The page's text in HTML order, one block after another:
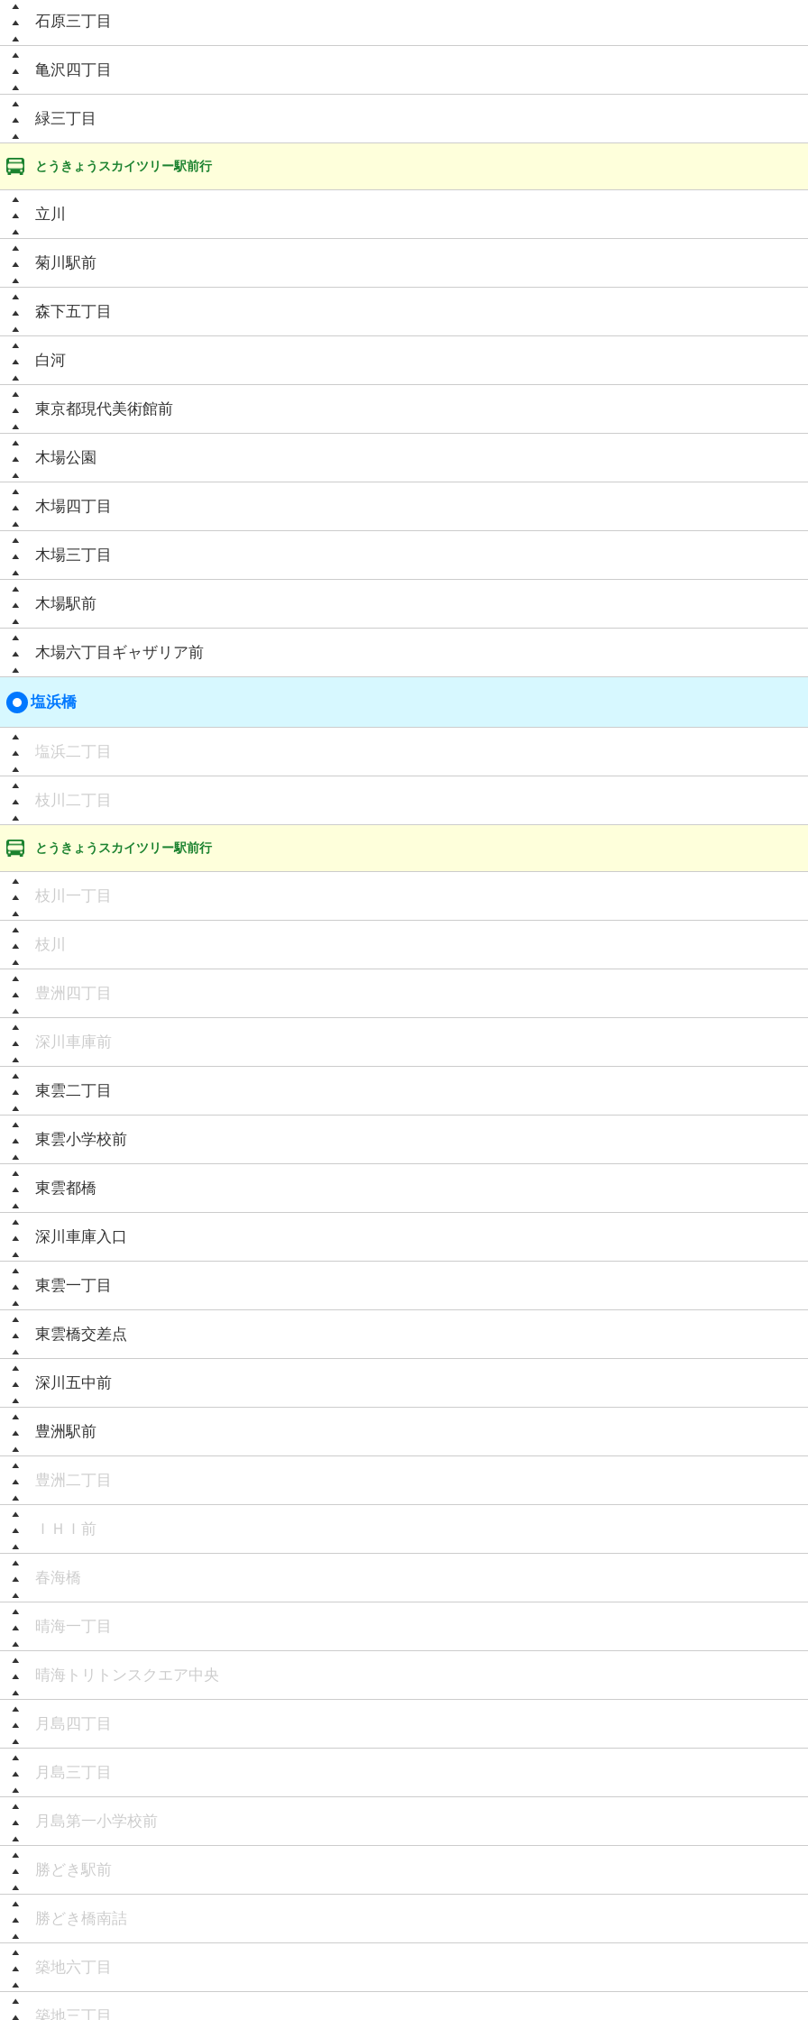
石原三丁目
亀沢四丁目
緑三丁目
とうきょうスカイツリー駅前行
立川
菊川駅前
森下五丁目
白河
東京都現代美術館前
木場公園
木場四丁目
木場三丁目
木場駅前
木場六丁目ギャザリア前
塩浜橋
塩浜二丁目
枝川二丁目
とうきょうスカイツリー駅前行
枝川一丁目
枝川
豊洲四丁目
深川車庫前
東雲二丁目
東雲小学校前
東雲都橋
深川車庫入口
東雲一丁目
東雲橋交差点
深川五中前
豊洲駅前
豊洲二丁目
ＩＨＩ前
春海橋
晴海一丁目
晴海トリトンスクエア中央
月島四丁目
月島三丁目
月島第一小学校前
勝どき駅前
勝どき橋南詰
築地六丁目
築地三丁目